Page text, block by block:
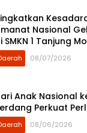
Nasional
SMKN 1 Tanjung
08/07/2026
Anak Nasional
Perkuat
08/06/2026